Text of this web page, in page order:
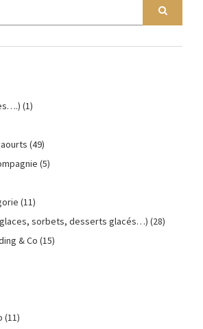
(1)
(49)
(5)
(11)
sorbets, desserts glacés…) (28)
& Co (15)
(11)